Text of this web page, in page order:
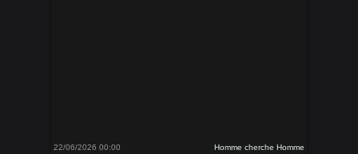
22/06/2026 00:00 Homme cherche Homme